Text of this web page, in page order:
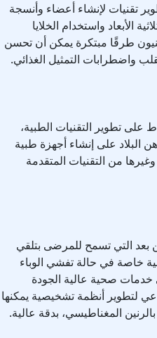
تقنيات لإنشاء أعضاء وأنسجة
الأبعاد واستخدام الخلايا
طرقًا مبتكرة يمكن أن تحسن
واضطرابات التمثيل الغذائي.
على تطوير التقنيات الطبية،
البلاد على إنشاء أجهزة طبية
من التقنيات المتقدمة
التي تسمح للمرضى بتلقي
خاصة في حالة تفشي الوباء
خدمات صحية عالية الجودة
لتطوير أنظمة تشخيصية يمكنها
المغناطيسي، بدقة عالية.